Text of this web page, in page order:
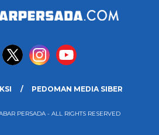
PEDOMAN MEDIA SIBER
PERSADA - ALL RIGHTS RESERVED